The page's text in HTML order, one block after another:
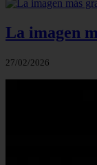
La imagen
27/02/2026